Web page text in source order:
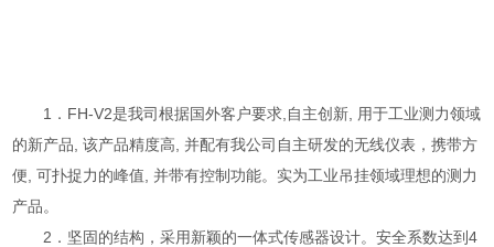
1．FH-V2是我司根据国外客户要求,自主创新, 用于工业测力领域
的新产品, 该产品精度高, 并配有我公司自主研发的无线仪表，携带方
便, 可扑捉力的峰值, 并带有控制功能。实为工业吊挂领域理想的测力
产品。
2．坚固的结构，采用新颖的一体式传感器设计。安全系数达到4